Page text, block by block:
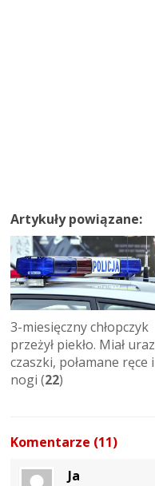
Artykuły powiązane:
3-miesięczny chłopczyk
przeżył piekło. Miał uraz
czaszki, połamane ręce i
nogi (22)
Komentarze (11)
Ja